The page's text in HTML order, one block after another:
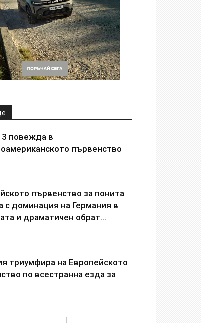
3 повежда в
първенство
първенство за понита
с доминация на Германия в
и драматичен обрат...
триумфира на Европейското
по всестранна езда за